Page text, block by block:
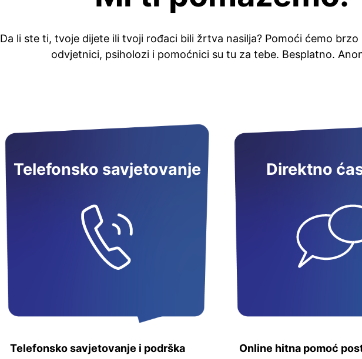
Da li ste ti, tvoje dijete ili tvoji rođaci bili žrtva nasilja? Pomoći ćemo brzo
odvjetnici, psiholozi i pomoćnici su tu za tebe. Besplatno.
Telefonsko savjetovanje
Telefonsko savjetovanje i podrška
Direktno
Online hitna pomoć